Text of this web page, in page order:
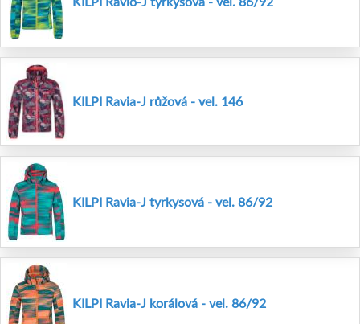
KILPI Ravia-J růžová - vel. 146
KILPI Ravia-J tyrkysová - vel. 86/92
KILPI Ravia-J korálová - vel. 86/92